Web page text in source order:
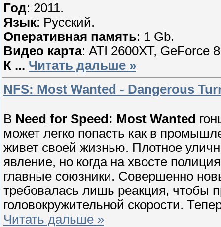
Год: 2011.
Язык: Русский.
Оперативная память: 1 Gb.
Видео карта: ATI 2600XT, GeForce
К ... Читать дальше »
NFS: Most Wanted - Dangerous
В Need for Speed: Most Wanted
может легко попасть как в
живет своей жизнью. Плотное
явление, но когда на хвосте
главные союзники. Совершенно
требовалась лишь реакция, чтобы
головокружительной скорости.
Читать дальше »